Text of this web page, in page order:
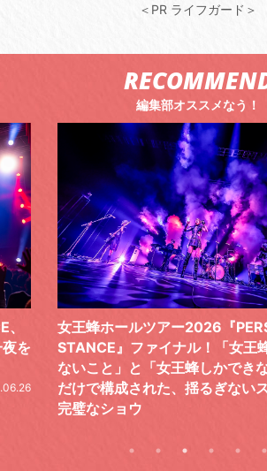
＜PR ライフガード＞
編集部オススメなう！
ら
の
「SHISHAMOでした!!!」ロック
ての芯を貫き通し、笑顔と感謝
たファイナルライブ、
AY”をレポート